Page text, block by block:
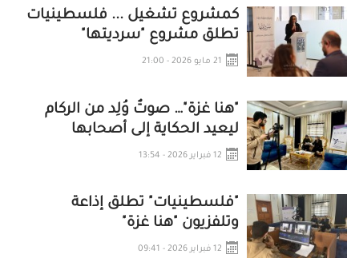
كمشروع تشغيل ... فلسطينيات
تطلق مشروع "سرديتها"
21 مايو 2026 - 21:00
"هنا غزة"… صوتٌ وُلِد من الركام
ليعيد الحكاية إلى أصحابها
12 فبراير 2026 - 13:54
"فلسطينيات" تطلق إذاعة
وتلفزيون "هنا غزة"
12 فبراير 2026 - 09:41